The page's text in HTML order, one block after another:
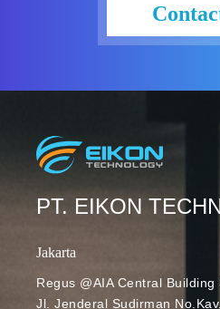
PT. EIKON
Jakarta
Regus @AIA Central Building
Jl. Jenderal Sudirman